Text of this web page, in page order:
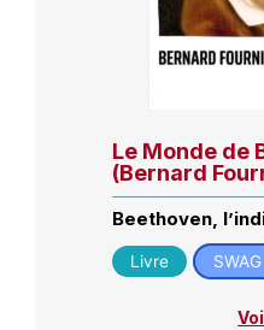
Le Monde de
(Bernard
Beethoven,
Livre SWAG